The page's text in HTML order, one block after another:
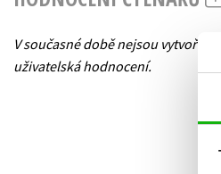
V současné době nejsou vytvořena
uživatelská hodnocení.